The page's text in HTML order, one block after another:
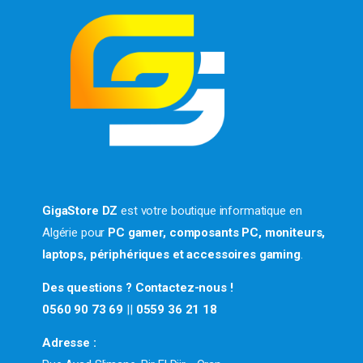
GigaStore DZ est votre boutique informatique en
Algérie pour PC gamer, composants PC, moniteurs,
laptops, périphériques et accessoires gaming.
Des questions ? Contactez-nous !
0560 90 73 69 || 0559 36 21 18
Adresse :